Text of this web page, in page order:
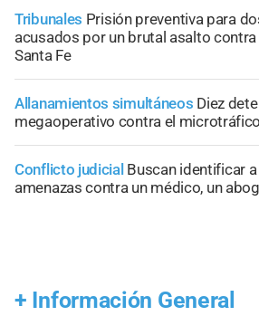
Tribunales Prisión preventiva para
acusados por un brutal asalto
Santa Fe
Allanamientos simultáneos Diez
megaoperativo contra el
Conflicto judicial Buscan identificar
amenazas contra un médico, un
+ Información General